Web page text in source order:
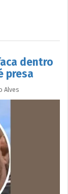
dentro
presa
Alves